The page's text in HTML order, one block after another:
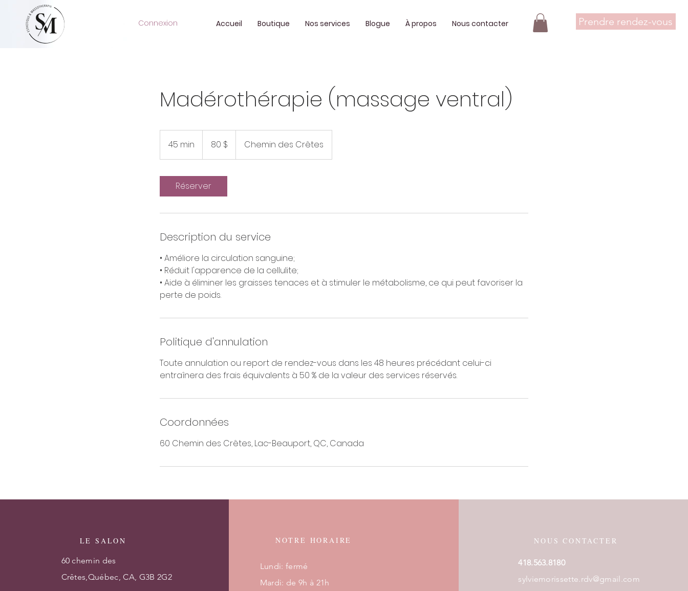
Connexion Accueil Boutique Nos services Blogue À propos Nous contacter Prendre rendez-vous
Madérothérapie (massage ventral)
45 min
5
i
n
80 $ Chemin des Crêtes
Réserver
Description du service
• Améliore la circulation sanguine;
• Réduit l'apparence de la cellulite;
• Aide à éliminer les graisses tenaces et à stimuler le métabolisme, ce qui peut favoriser la
perte de poids.
Politique d'annulation
Toute annulation ou report de rendez-vous dans les 48 heures précédant celui-ci
entraînera des frais équivalents à 50 % de la valeur des services réservés.
Coordonnées
60 Chemin des Crêtes, Lac-Beauport, QC, Canada
LE SALON
60 chemin des
Crêtes,Québec, CA, G3B 2G2
NOTRE HORAIRE
Lundi: fermé
Mardi: de 9h à 21h
NOUS CONTACTER
418.563.8180
sylviemorissette.rdv@gmail.com